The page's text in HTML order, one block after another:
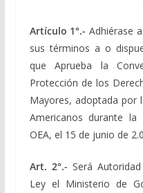
Artículo 1°.- Adhiérase
sus términos a o
que Aprueba la
Protección de los
Mayores, adoptada por
Americanos durante
OEA, el 15 de junio de
Art. 2°.- Será
Ley el Ministerio de